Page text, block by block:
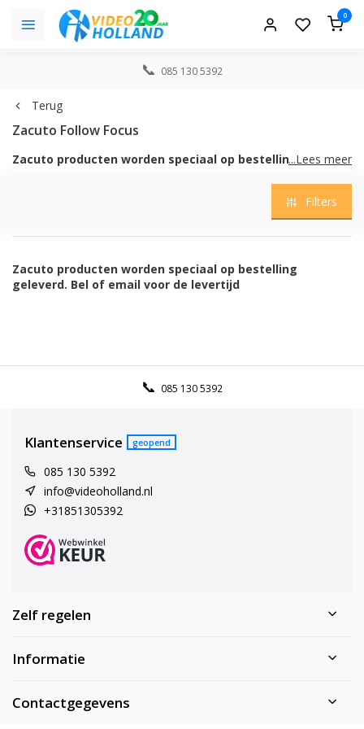
0
085 130 5392
Terug
Zacuto Follow Focus
Zacuto producten worden speciaal op bestelling...Lees meer
Filters
Zacuto producten worden speciaal op bestelling
geleverd. Bel of email voor de levertijd
085 130 5392
Klantenservice geopend
085 130 5392
info@videoholland.nl
+31851305392
Zelf regelen
Informatie
Contactgegevens